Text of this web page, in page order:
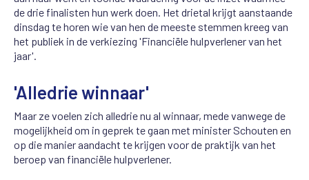
de drie finalisten hun werk doen. Het drietal krijgt aanstaande
dinsdag te horen wie van hen de meeste stemmen kreeg van
het publiek in de verkiezing 'Financiële hulpverlener van het
jaar'.
'Alledrie winnaar'
Maar ze voelen zich alledrie nu al winnaar, mede vanwege de
mogelijkheid om in geprek te gaan met minister Schouten en
op die manier aandacht te krijgen voor de praktijk van het
beroep van financiële hulpverlener.